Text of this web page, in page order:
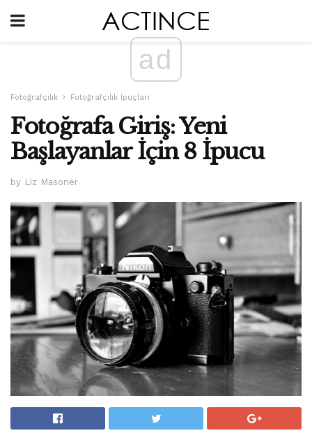
ad
Fotoğrafçılık Fotoğrafçılık İpuçları
Fotoğrafa Giriş: Yeni
Başlayanlar İçin 8 İpucu
by Liz Masoner